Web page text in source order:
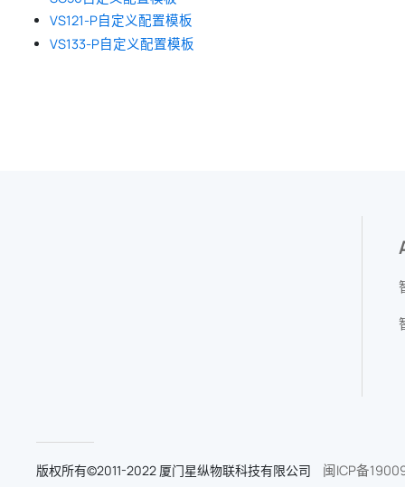
VS121-P自定义配置模板
VS133-P自定义配置模板
版权所有©2011-2022 厦门星纵物联科技有限公司 闽ICP备